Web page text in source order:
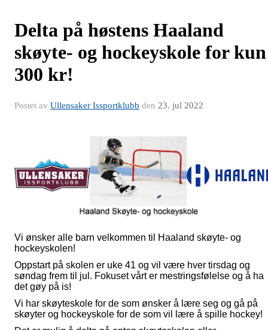
Delta på høstens Haaland
skøyte- og hockeyskole for kun
300 kr!
Postet av Ullensaker Issportklubb den 23. jul 2022
Vi ønsker alle barn velkommen til Haaland skøyte- og
hockeyskolen!
Oppstart på skolen er uke 41 og vil være hver tirsdag og
søndag frem til jul. Fokuset vårt er mestringsfølelse og å ha
det gøy på is!
Vi har skøyteskole for de som ønsker å lære seg og gå på
skøyter og hockeyskole for de som vil lære å spille hockey!